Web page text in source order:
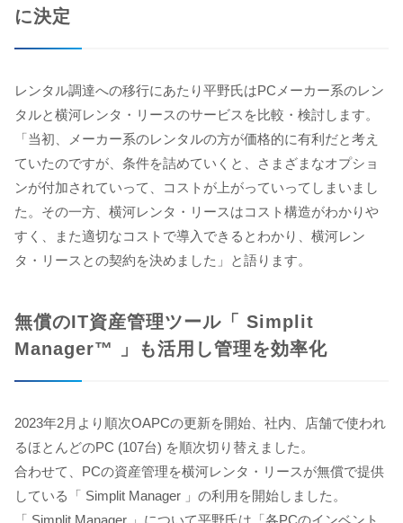
に決定
レンタル調達への移行にあたり平野氏はPCメーカー系のレン
タルと横河レンタ・リースのサービスを比較・検討します。
「当初、メーカー系のレンタルの方が価格的に有利だと考え
ていたのですが、条件を詰めていくと、さまざまなオプショ
ンが付加されていって、コストが上がっていってしまいまし
た。その一方、横河レンタ・リースはコスト構造がわかりや
すく、また適切なコストで導入できるとわかり、横河レン
タ・リースとの契約を決めました」と語ります。
無償のIT資産管理ツール「 Simplit
Manager™ 」も活用し管理を効率化
2023年2月より順次OAPCの更新を開始、社内、店舗で使われ
るほとんどのPC (107台) を順次切り替えました。
合わせて、PCの資産管理を横河レンタ・リースが無償で提供
している「 Simplit Manager 」の利用を開始しました。
「 Simplit Manager 」について平野氏は「各PCのインベント